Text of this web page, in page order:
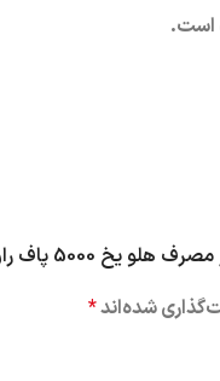
است.
پاف ران فری”
شده‌اند*